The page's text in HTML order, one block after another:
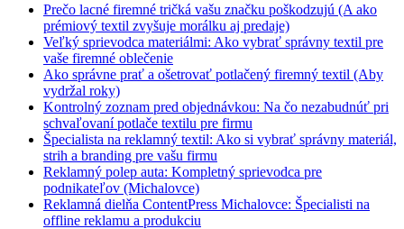
Prečo lacné firemné tričká vašu značku poškodzujú (A ako
prémiový textil zvyšuje morálku aj predaje)
Veľký sprievodca materiálmi: Ako vybrať správny textil pre
vaše firemné oblečenie
Ako správne prať a ošetrovať potlačený firemný textil (Aby
vydržal roky)
Kontrolný zoznam pred objednávkou: Na čo nezabudnúť pri
schvaľovaní potlače textilu pre firmu
Špecialista na reklamný textil: Ako si vybrať správny materiál,
strih a branding pre vašu firmu
Reklamný polep auta: Kompletný sprievodca pre
podnikateľov (Michalovce)
Reklamná dielňa ContentPress Michalovce: Špecialisti na
offline reklamu a produkciu